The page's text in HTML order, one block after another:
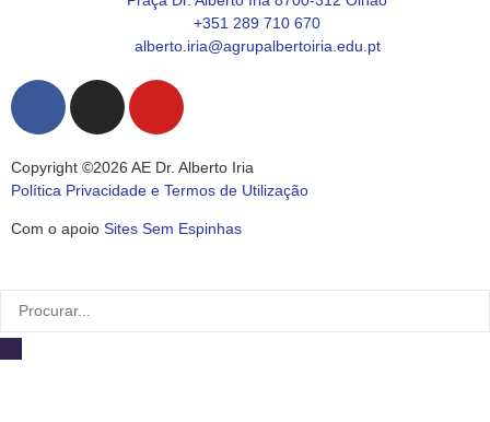
+351 289 710 670
alberto.iria@agrupalbertoiria.edu.pt
Copyright ©2026 AE Dr. Alberto Iria
Política Privacidade e Termos de Utilização
Com o apoio Sites Sem Espinhas